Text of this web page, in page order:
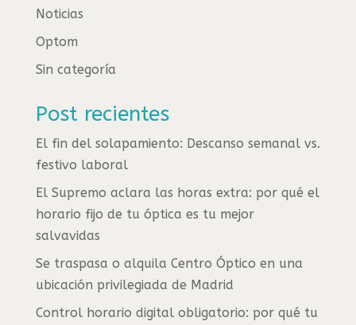
Noticias
Optom
Sin categoría
Post recientes
El fin del solapamiento: Descanso semanal vs.
festivo laboral
El Supremo aclara las horas extra: por qué el
horario fijo de tu óptica es tu mejor
salvavidas
Se traspasa o alquila Centro Óptico en una
ubicación privilegiada de Madrid
Control horario digital obligatorio: por qué tu